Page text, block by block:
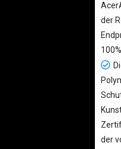
der
der